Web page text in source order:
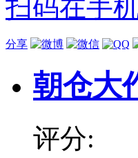
扫码在手
分享
朝仓大
评分: